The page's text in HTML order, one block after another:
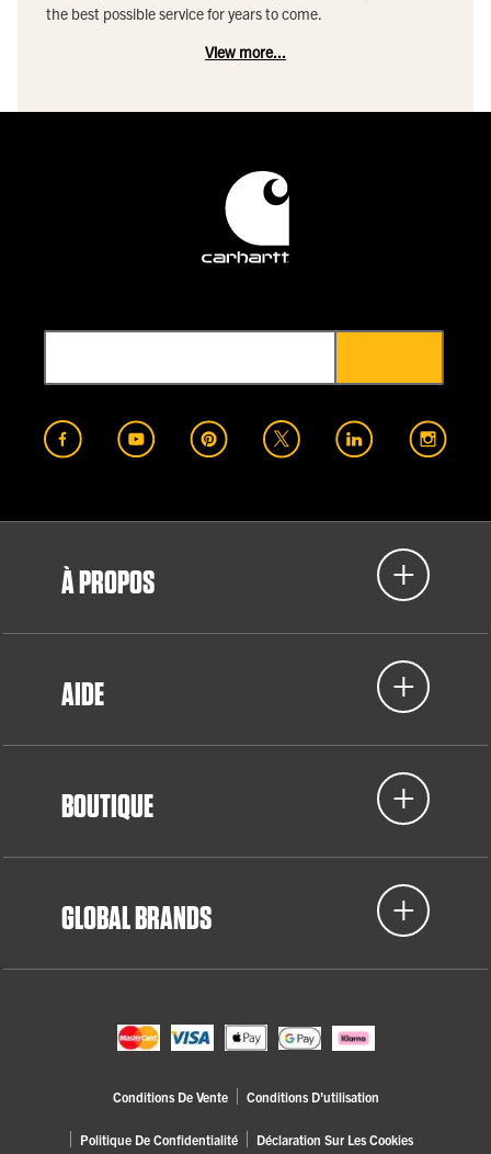
the best possible service for years to come.
View more...
À PROPOS
AIDE
BOUTIQUE
GLOBAL BRANDS
Conditions De Vente Conditions D'utilisation
Politique De Confidentialité Déclaration Sur Les Cookies